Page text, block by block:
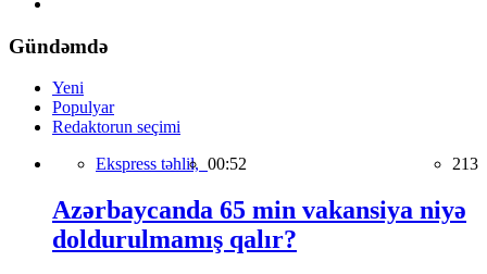
Gündəmdə
Yeni
Populyar
Redaktorun seçimi
Ekspress təhlil, 00:52 213
Azərbaycanda 65 min vakansiya niyə
doldurulmamış qalır?